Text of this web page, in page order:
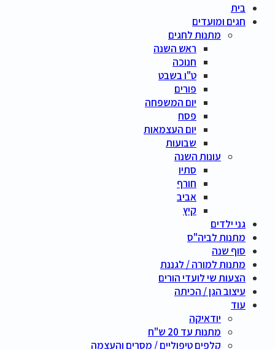
בית
חגים ומועדים
מתנות לחגים
ראש השנה
חנוכה
ט"ו בשבט
פורים
יום המשפחה
פסח
יום העצמאות
שבועות
עונות השנה
סתיו
חורף
אביב
קיץ
גני ילדים
מתנות לביה"ס
סוף שנה
מתנות למורה / לגננת
הצעות שי לועדי הורים
עיצוב הגן / הכיתה
עוד
יודאיקה
מתנות עד 20 ש"ח
קלפים טיפוליים / מסרים והעצמה